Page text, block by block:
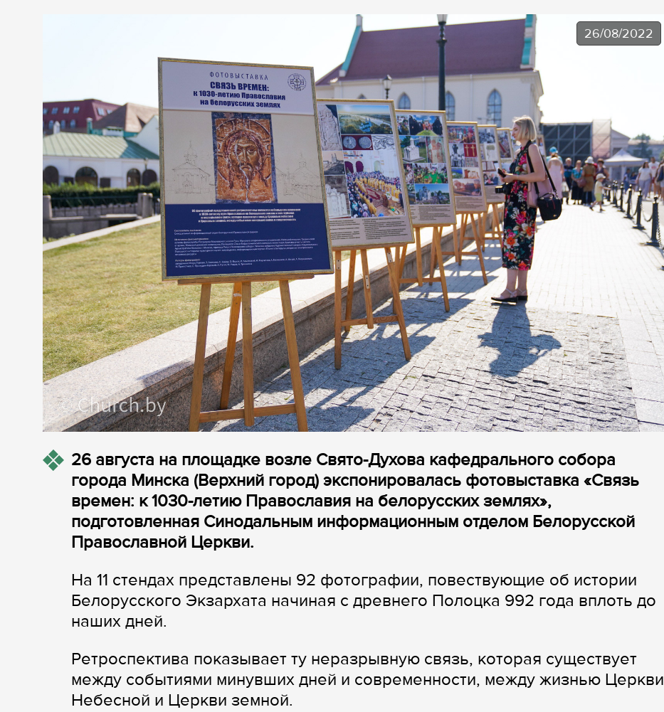
26/08/2022
26 августа на площадке возле Свято-Духова кафедрального собора
города Минска (Верхний город) экспонировалась фотовыставка «Связь
времен: к 1030-летию Православия на белорусских землях»,
подготовленная Синодальным информационным отделом Белорусской
Православной Церкви.
На 11 стендах представлены 92 фотографии, повествующие об истории
Белорусского Экзархата начиная с древнего Полоцка 992 года вплоть до
наших дней.
Ретроспектива показывает ту неразрывную связь, которая существует
между событиями минувших дней и современности, между жизнью Церкви
Небесной и Церкви земной.